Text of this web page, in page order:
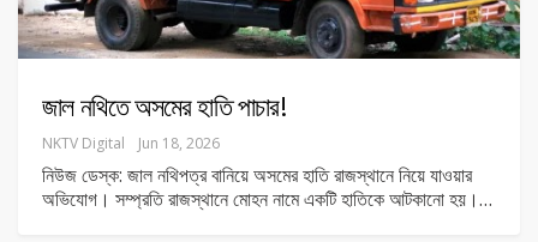
জাল নথিতে অসমের হাতি পাচার!
NKTV Digital Jun 18, 2026
নিউজ ডেস্ক: জাল নথিপত্র বানিয়ে অসমের হাতি রাজস্থানে নিয়ে যাওয়ার
অভিযোগ। সম্প্রতি রাজস্থানে মোহন নামে একটি হাতিকে আটকানো হয়।…